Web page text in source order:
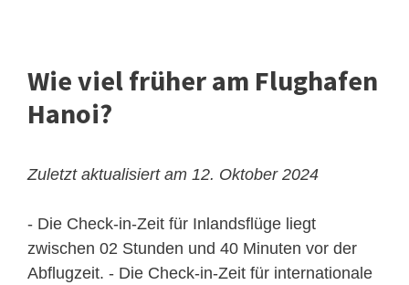
Wie viel früher am Flughafen
Hanoi?
Zuletzt aktualisiert am 12. Oktober 2024
- Die Check-in-Zeit für Inlandsflüge liegt
zwischen 02 Stunden und 40 Minuten vor der
Abflugzeit. - Die Check-in-Zeit für internationale